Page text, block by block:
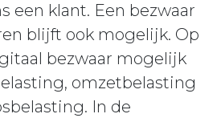
een klant. Een bezwaar
blijft ook mogelijk. Op
bezwaar mogelijk
omzetbelasting
In de